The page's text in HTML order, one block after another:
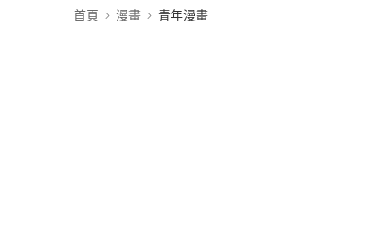
首頁 漫畫 青年漫畫